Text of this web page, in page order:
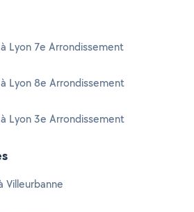
Lyon 7e Arrondissement
Lyon 8e Arrondissement
Lyon 3e Arrondissement
Villeurbanne